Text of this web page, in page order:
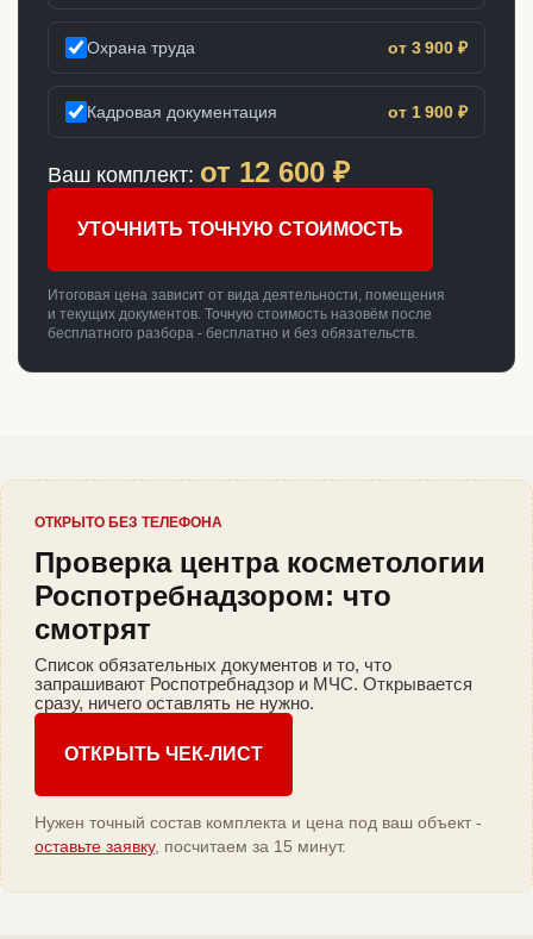
Охрана труда от 3 900 ₽
Кадровая документация от 1 900 ₽
Ваш комплект: от 12 600 ₽
УТОЧНИТЬ ТОЧНУЮ СТОИМОСТЬ
Итоговая цена зависит от вида деятельности, помещения
и текущих документов. Точную стоимость назовём после
бесплатного разбора - бесплатно и без обязательств.
ОТКРЫТО БЕЗ ТЕЛЕФОНА
Проверка центра косметологии
Роспотребнадзором: что
смотрят
Список обязательных документов и то, что
запрашивают Роспотребнадзор и МЧС. Открывается
сразу, ничего оставлять не нужно.
ОТКРЫТЬ ЧЕК-ЛИСТ
Нужен точный состав комплекта и цена под ваш объект -
оставьте заявку, посчитаем за 15 минут.